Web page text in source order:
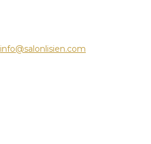
info@salonlisien.com